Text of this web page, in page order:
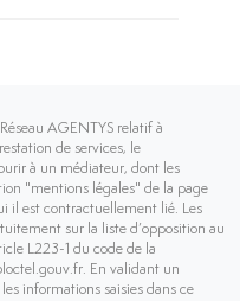
AGENTYS relatif à
de services, le
à un médiateur, dont les
"mentions légales" de la page
il est contractuellement lié. Les
sur la liste d’opposition au
L223-1 du code de la
En validant un
informations saisies dans ce